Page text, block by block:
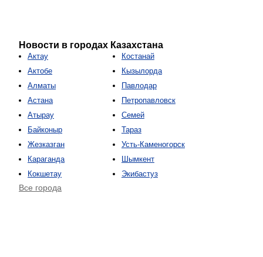
Новости в городах Казахстана
Актау
Актобе
Алматы
Астана
Атырау
Байконыр
Жезказган
Караганда
Кокшетау
Костанай
Кызылорда
Павлодар
Петропавловск
Семей
Тараз
Усть-Каменогорск
Шымкент
Экибастуз
Все города